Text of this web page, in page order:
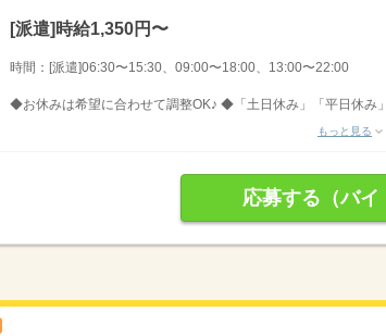
[派遣] 時給1,350円〜
時間：[派遣]06:30〜15:30、09:00〜18:00、13:00〜22:00
◆お休みは希望に合わせて調整OK♪ ◆「土日休み」「平日休み
もっと見る
応募する（バイ